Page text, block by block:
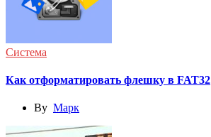
Система
Как отформатировать флешку в FAT32
By Марк